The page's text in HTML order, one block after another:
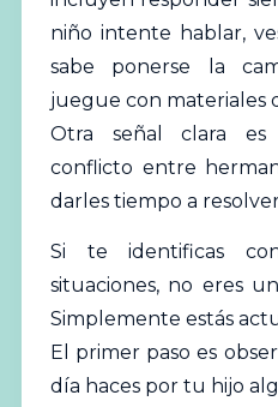
niño intente hablar,
sabe ponerse la
juegue con materiales
Otra señal clara
conflicto entre
darles tiempo a
Si te identificas
situaciones, no eres
Simplemente estás
El primer paso es
día haces por tu hijo